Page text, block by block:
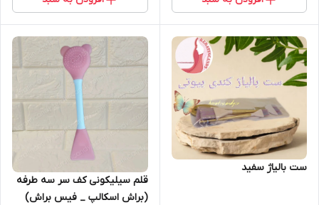
ست بالیاژ سفید
قلم سیلیکونی کف سر سه طرفه
(براش اسکالپ _ فیس براش)